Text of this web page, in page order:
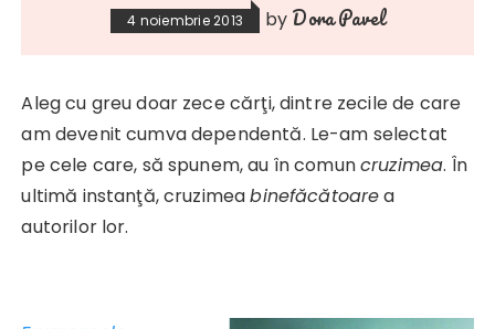
4 noiembrie 2013 by Dora Pavel
Aleg cu greu doar zece cărţi, dintre zecile de care
am devenit cumva dependentă. Le-am selectat
pe cele care, să spunem, au în comuncruzimea. În
ultimă instanţă, cruzimeabinefăcătoarea
autorilor lor.